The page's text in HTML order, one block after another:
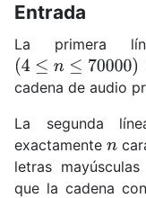
Entrada
La primera
(4≤n≤70000)
cadena de audio
La segunda
exactamenten
letras
que la cadena